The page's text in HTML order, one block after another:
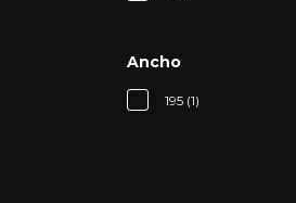
Ancho
195 (1)